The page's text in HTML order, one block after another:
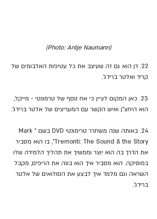
(Photo: Antje Naumann)
22. דן הוא גם זה שעיצב את כל עטיפות האלבומים של
קריד ואלטר ברידג'.
23. כאן המקום לציין כי אח נוסף של טרמונטי - מייקל,
הוא היחצ"ן ואיש הקשר עם המעריצים של אלטר ברידג'.
24. באותה שנה משחרר טרימונטי DVD בשם "Mark
Tremonti: The Sound & the Story", בו הוא מסביר
את הדרך בה הוא יוצר וממשיך את תהליך הלמידה שלו
במוסיקה. הוא מסביר איך הוא בונה את הריפים, מקבל
השראה וגם מלמד איך לבצע את הסולואים של אלטר
ברידג'.